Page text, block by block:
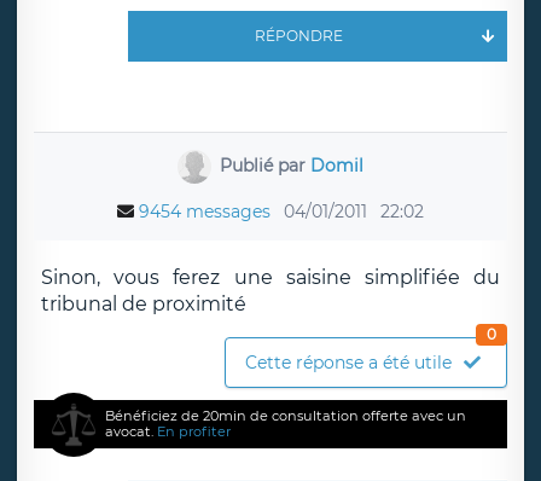
RÉPONDRE
Publié par Domil
9454 messages 04/01/2011 22:02
Sinon, vous ferez une saisine simplifiée du
tribunal de proximité
Cette réponse a été utile
0
Bénéficiez de 20min de consultation offerte avec un
avocat. En profiter